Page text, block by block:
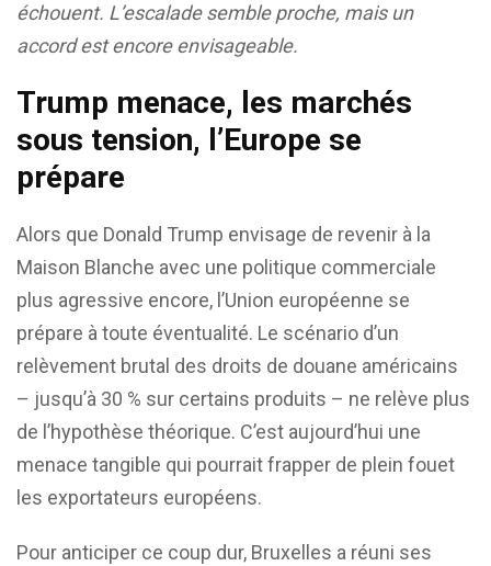
échouent. L’escalade semble proche, mais un
accord est encore envisageable.
Trump menace, les marchés
sous tension, l’Europe se
prépare
Alors que Donald Trump envisage de revenir à la
Maison Blanche avec une politique commerciale
plus agressive encore, l’Union européenne se
prépare à toute éventualité. Le scénario d’un
relèvement brutal des droits de douane américains
– jusqu’à 30 % sur certains produits – ne relève plus
de l’hypothèse théorique. C’est aujourd’hui une
menace tangible qui pourrait frapper de plein fouet
les exportateurs européens.
Pour anticiper ce coup dur, Bruxelles a réuni ses